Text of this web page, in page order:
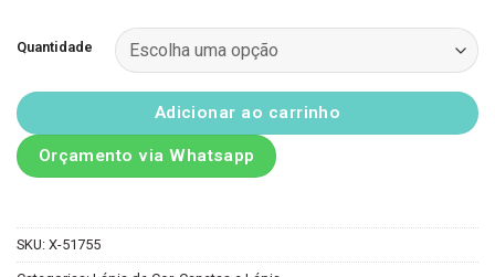
Quantidade
Adicionar ao carrinho
Orçamento via Whatsapp
SKU: X-51755